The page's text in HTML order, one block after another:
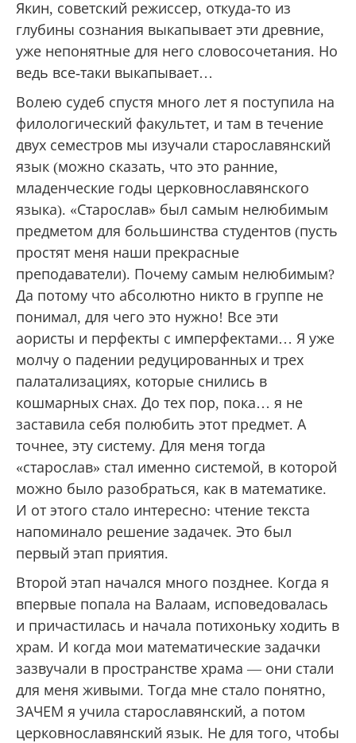
Якин, советский режиссер, откуда-то из
глубины сознания выкапывает эти древние,
уже непонятные для него словосочетания. Но
ведь все-таки выкапывает…
Волею судеб спустя много лет я поступила на
филологический факультет, и там в течение
двух семестров мы изучали старославянский
язык (можно сказать, что это ранние,
младенческие годы церковнославянского
языка). «Старослав» был самым нелюбимым
предметом для большинства студентов (пусть
простят меня наши прекрасные
преподаватели). Почему самым нелюбимым?
Да потому что абсолютно никто в группе не
понимал, для чего это нужно! Все эти
аористы и перфекты с имперфектами… Я уже
молчу о падении редуцированных и трех
палатализациях, которые снились в
кошмарных снах. До тех пор, пока… я не
заставила себя полюбить этот предмет. А
точнее, эту систему. Для меня тогда
«старослав» стал именно системой, в которой
можно было разобраться, как в математике.
И от этого стало интересно: чтение текста
напоминало решение задачек. Это был
первый этап приятия.
Второй этап начался много позднее. Когда я
впервые попала на Валаам, исповедовалась
и причастилась и начала потихоньку ходить в
храм. И когда мои математические задачки
зазвучали в пространстве храма — они стали
для меня живыми. Тогда мне стало понятно,
ЗАЧЕМ я учила старославянский, а потом
церковнославянский язык. Не для того, чтобы